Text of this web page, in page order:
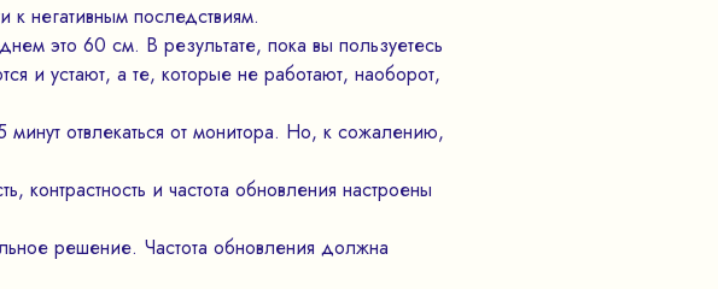
негативным последствиям.
это 60 см. В результате, пока вы пользуетесь
и устают, а те, которые не работают, наоборот,
отвлекаться от монитора. Но, к сожалению,
контрастность и частота обновления настроены
решение. Частота обновления должна